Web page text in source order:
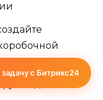
данные в
с Битрикс24